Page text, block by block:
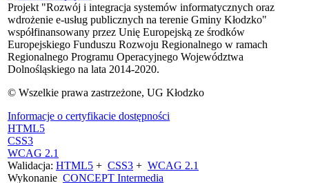
Projekt "Rozwój i integracja systemów informatycznych oraz
wdrożenie e-usług publicznych na terenie Gminy Kłodzko"
współfinansowany przez Unię Europejską ze środków
Europejskiego Funduszu Rozwoju Regionalnego w ramach
Regionalnego Programu Operacyjnego Województwa
Dolnośląskiego na lata 2014-2020.
© Wszelkie prawa zastrzeżone, UG Kłodzko
Informacje o certyfikacie dostępności
HTML5
CSS3
WCAG 2.1
Walidacja: HTML5 + CSS3 + WCAG 2.1
Wykonanie CONCEPT Intermedia